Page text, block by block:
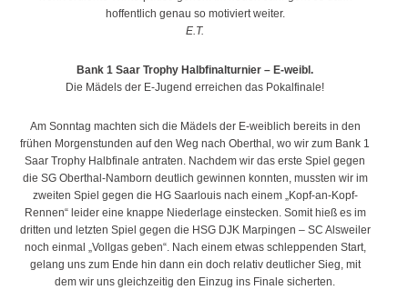
hoffentlich genau so motiviert weiter.
E.T.
Bank 1 Saar Trophy Halbfinalturnier – E-weibl.
Die Mädels der E-Jugend erreichen das Pokalfinale!
Am Sonntag machten sich die Mädels der E-weiblich bereits in den
frühen Morgenstunden auf den Weg nach Oberthal, wo wir zum Bank 1
Saar Trophy Halbfinale antraten. Nachdem wir das erste Spiel gegen
die SG Oberthal-Namborn deutlich gewinnen konnten, mussten wir im
zweiten Spiel gegen die HG Saarlouis nach einem „Kopf-an-Kopf-
Rennen“ leider eine knappe Niederlage einstecken. Somit hieß es im
dritten und letzten Spiel gegen die HSG DJK Marpingen – SC Alsweiler
noch einmal „Vollgas geben“. Nach einem etwas schleppenden Start,
gelang uns zum Ende hin dann ein doch relativ deutlicher Sieg, mit
dem wir uns gleichzeitig den Einzug ins Finale sicherten.